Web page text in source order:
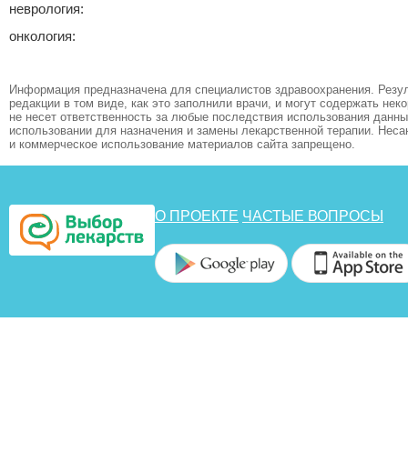
неврология:
онкология:
Информация предназначена для специалистов здравоохранения.
редакции в том виде, как это заполнили врачи, и могут содержать
не несет ответственность за любые последствия использования
использовании для назначения и замены лекарственной терапии.
и коммерческое использование материалов сайта запрещено.
О ПРОЕКТЕ ЧАСТЫЕ ВОПРОСЫ